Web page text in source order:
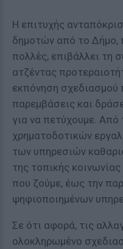
Η επιτυχής
δημοτών από το Δήμο,
πολλές, επιβάλλει τη
ατζέντας
εκπόνηση σχεδιασμού
παρεμβάσεις και
για να πετύχουμε. Από
χρηματοδοτικών
των υπηρεσιών
της τοπικής
που ζούμε, έως την
ψηφιοποιημένων
Σε ότι αφορά, τις
ολοκληρωμένο